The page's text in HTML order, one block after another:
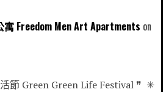
Freedom Men Art Apartments
節 Green Green Life Festival ❞ ✳